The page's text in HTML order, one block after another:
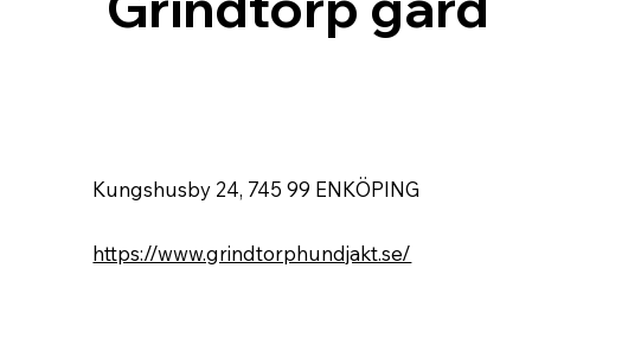
Kungshusby 24, 745 99 ENKÖPING
https://www.grindtorphundjakt.se/